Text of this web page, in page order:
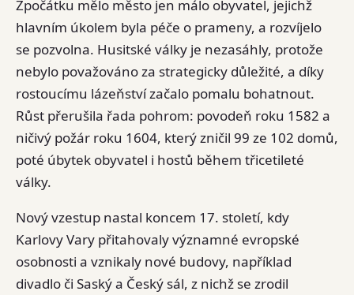
Zpočátku mělo město jen málo obyvatel, jejichž
hlavním úkolem byla péče o prameny, a rozvíjelo
se pozvolna. Husitské války je nezasáhly, protože
nebylo považováno za strategicky důležité, a díky
rostoucímu lázeňství začalo pomalu bohatnout.
Růst přerušila řada pohrom: povodeň roku 1582 a
ničivý požár roku 1604, který zničil 99 ze 102 domů,
poté úbytek obyvatel i hostů během třicetileté
války.
Nový vzestup nastal koncem 17. století, kdy
Karlovy Vary přitahovaly významné evropské
osobnosti a vznikaly nové budovy, například
divadlo či Saský a Český sál, z nichž se zrodil